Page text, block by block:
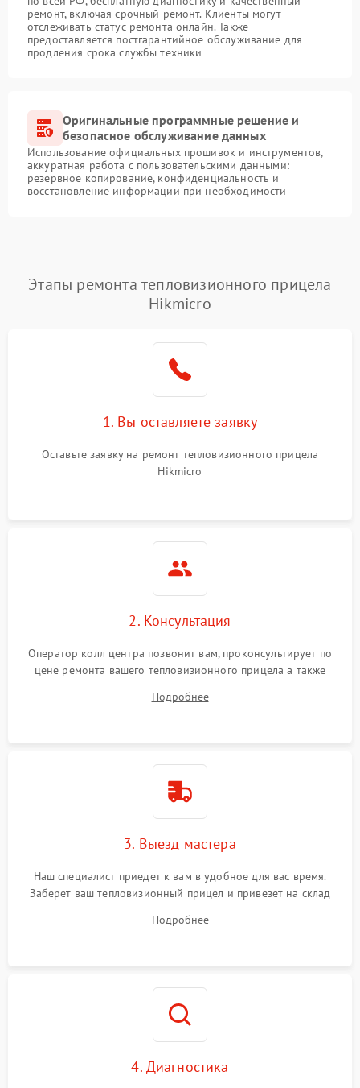
ремонт, включая срочный ремонт. Клиенты могут
отслеживать статус ремонта онлайн. Также
предоставляется постгарантийное обслуживание для
продления срока службы техники
Оригинальные программные решение и
безопасное обслуживание данных
Использование официальных прошивок и инструментов,
аккуратная работа с пользовательскими данными:
резервное копирование, конфиденциальность и
восстановление информации при необходимости
Этапы ремонта тепловизионного прицела
Hikmicro
1. Вы оставляете заявку
Оставьте заявку на ремонт тепловизионного прицела
Hikmicro
2. Консультация
Оператор колл центра позвонит вам, проконсультирует по
цене ремонта вашего тепловизионного прицела а также
Подробнее
3. Выезд мастера
Наш специалист приедет к вам в удобное для вас время.
Заберет ваш тепловизионный прицел и привезет на склад
Подробнее
4. Диагностика